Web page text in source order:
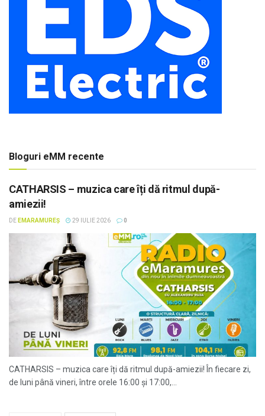
Bloguri eMM recente
CATHARSIS – muzica care îți dă ritmul după-
amiezii!
DE EMARAMUREȘ 29 IULIE 2026 0
CATHARSIS – muzica care îți dă ritmul după-amiezii! În fiecare zi,
de luni până vineri, între orele 16:00 și 17:00,...